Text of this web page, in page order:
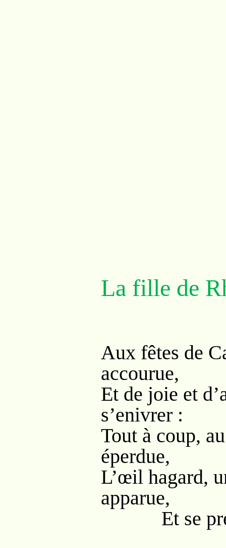
La fille de
Aux fêtes de
accourue,
Et de joie et
s’enivrer :
Tout à coup,
éperdue,
L’œil hagard,
apparue,
Et se